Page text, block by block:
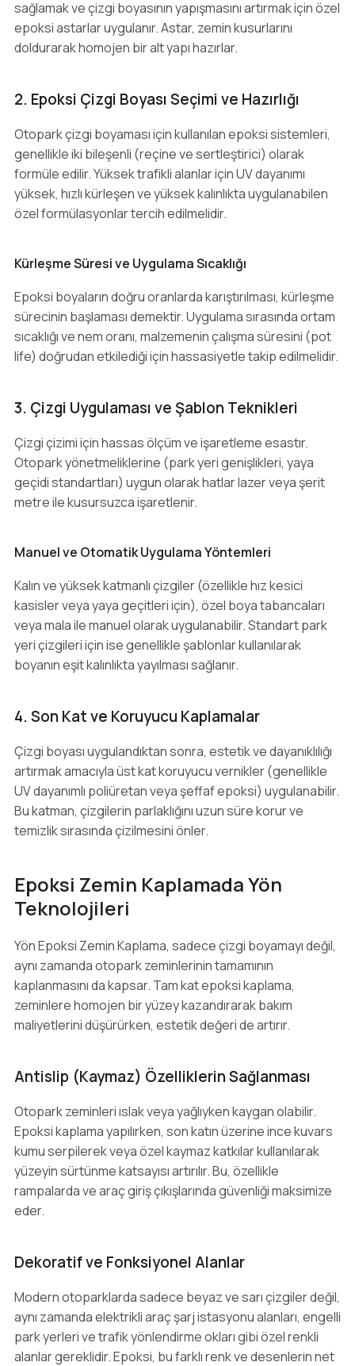
sağlamak ve çizgi boyasının yapışmasını artırmak için özel
epoksi astarlar uygulanır. Astar, zemin kusurlarını
doldurarak homojen bir alt yapı hazırlar.
2. Epoksi Çizgi Boyası Seçimi ve Hazırlığı
Otopark çizgi boyaması için kullanılan epoksi sistemleri,
genellikle iki bileşenli (reçine ve sertleştirici) olarak
formüle edilir. Yüksek trafikli alanlar için UV dayanımı
yüksek, hızlı kürleşen ve yüksek kalınlıkta uygulanabilen
özel formülasyonlar tercih edilmelidir.
Kürleşme Süresi ve Uygulama Sıcaklığı
Epoksi boyaların doğru oranlarda karıştırılması, kürleşme
sürecinin başlaması demektir. Uygulama sırasında ortam
sıcaklığı ve nem oranı, malzemenin çalışma süresini (pot
life) doğrudan etkilediği için hassasiyetle takip edilmelidir.
3. Çizgi Uygulaması ve Şablon Teknikleri
Çizgi çizimi için hassas ölçüm ve işaretleme esastır.
Otopark yönetmeliklerine (park yeri genişlikleri, yaya
geçidi standartları) uygun olarak hatlar lazer veya şerit
metre ile kusursuzca işaretlenir.
Manuel ve Otomatik Uygulama Yöntemleri
Kalın ve yüksek katmanlı çizgiler (özellikle hız kesici
kasisler veya yaya geçitleri için), özel boya tabancaları
veya mala ile manuel olarak uygulanabilir. Standart park
yeri çizgileri için ise genellikle şablonlar kullanılarak
boyanın eşit kalınlıkta yayılması sağlanır.
4. Son Kat ve Koruyucu Kaplamalar
Çizgi boyası uygulandıktan sonra, estetik ve dayanıklılığı
artırmak amacıyla üst kat koruyucu vernikler (genellikle
UV dayanımlı poliüretan veya şeffaf epoksi) uygulanabilir.
Bu katman, çizgilerin parlaklığını uzun süre korur ve
temizlik sırasında çizilmesini önler.
Epoksi Zemin Kaplamada Yön
Teknolojileri
Yön Epoksi Zemin Kaplama, sadece çizgi boyamayı değil,
aynı zamanda otopark zeminlerinin tamamının
kaplanmasını da kapsar. Tam kat epoksi kaplama,
zeminlere homojen bir yüzey kazandırarak bakım
maliyetlerini düşürürken, estetik değeri de artırır.
Antislip (Kaymaz) Özelliklerin Sağlanması
Otopark zeminleri ıslak veya yağlıyken kaygan olabilir.
Epoksi kaplama yapılırken, son katın üzerine ince kuvars
kumu serpilerek veya özel kaymaz katkılar kullanılarak
yüzeyin sürtünme katsayısı artırılır. Bu, özellikle
rampalarda ve araç giriş çıkışlarında güvenliği maksimize
eder.
Dekoratif ve Fonksiyonel Alanlar
Modern otoparklarda sadece beyaz ve sarı çizgiler değil,
aynı zamanda elektrikli araç şarj istasyonu alanları, engelli
park yerleri ve trafik yönlendirme okları gibi özel renkli
alanlar gereklidir. Epoksi, bu farklı renk ve desenlerin net